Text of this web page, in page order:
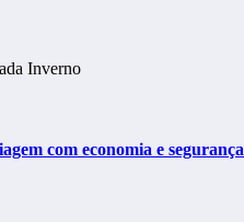
com economia e segurança